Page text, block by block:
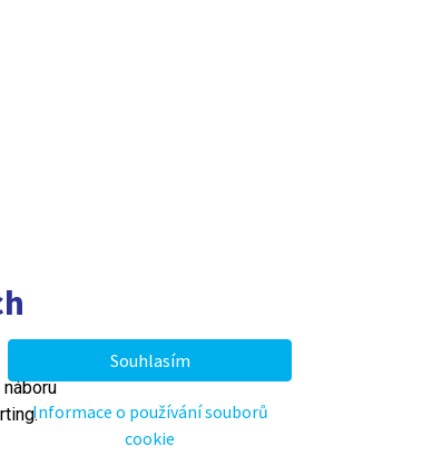
Souhlasím
Informace o používání souborů
cookie